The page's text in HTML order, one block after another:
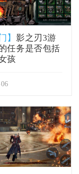
】影之刃3游
任务是否包括
孩